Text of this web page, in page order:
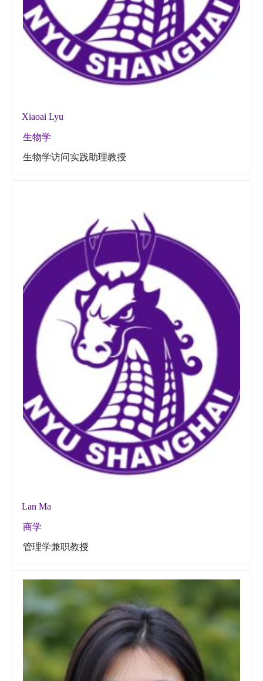
Xiaoai Lyu
生物学
生物学访问实践助理教授
Lan Ma
商学
管理学兼职教授